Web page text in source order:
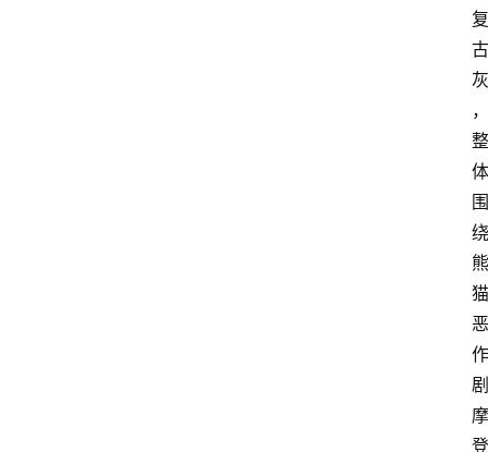
复
古
灰
，
整
体
围
绕
熊
猫
恶
作
剧
摩
登